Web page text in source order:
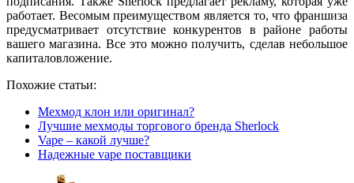
работает. Весомым преимуществом является то, что франшиза
предусматривает отсутствие конкурентов в районе работы
вашего магазина. Все это можно получить, сделав небольшое
капиталовложение.
Похожие статьи:
Мехмод клон или оригинал?
Лучшие мехмоды торгового бренда Sherlock
Vape – какой лучше?
Надежные vape поставщики